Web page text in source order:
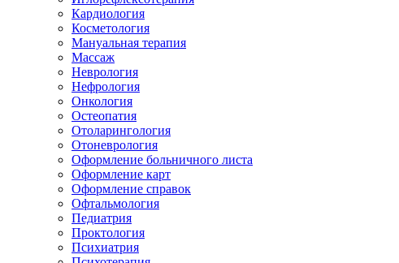
Кардиология
Косметология
Мануальная терапия
Массаж
Неврология
Нефрология
Онкология
Остеопатия
Отоларингология
Отоневрология
Оформление больничного листа
Оформление карт
Оформление справок
Офтальмология
Педиатрия
Проктология
Психиатрия